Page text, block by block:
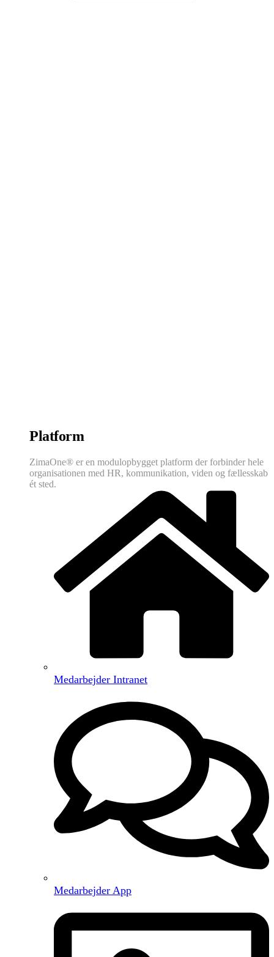
Platform
ZimaOne® er en modulopbygget platform der forbinder hele
organisationen med HR, kommunikation, viden og fællesskab
ét sted.
Medarbejder Intranet
Medarbejder App